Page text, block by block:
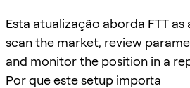
Esta atualização aborda FTT
scan the market, review
and monitor the position in a
Por que este setup importa